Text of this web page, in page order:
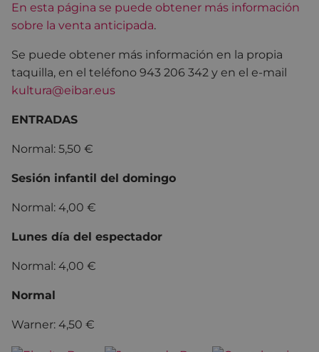
En esta página se puede obtener más información
sobre la venta anticipada.
Se puede obtener más información en la propia
taquilla, en el teléfono 943 206 342 y en el e-mail
kultura@eibar.eus
ENTRADAS
Normal: 5,50 €
Sesión infantil del domingo
Normal: 4,00 €
Lunes día del espectador
Normal: 4,00 €
Normal
Warner: 4,50 €